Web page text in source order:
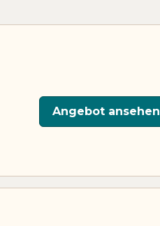
Angebot ansehen